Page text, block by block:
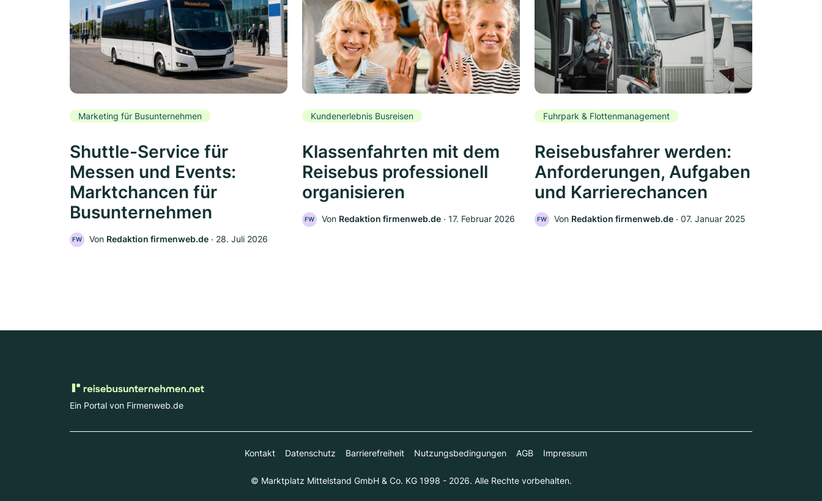
Marketing für Busunternehmen
Shuttle-Service für
Messen und Events:
Marktchancen für
Busunternehmen
FW Von Redaktion firmenweb.de ‧ 28. Juli 2026
Kundenerlebnis Busreisen
Klassenfahrten mit dem
Reisebus professionell
organisieren
FW Von Redaktion firmenweb.de ‧ 17. Februar 2026
Fuhrpark & Flottenmanagement
Reisebusfahrer werden:
Anforderungen, Aufgaben
und Karrierechancen
FW Von Redaktion firmenweb.de ‧ 07. Januar 2025
Ein Portal von Firmenweb.de
Kontakt Datenschutz Barrierefreiheit Nutzungsbedingungen AGB Impressum
© Marktplatz Mittelstand GmbH & Co. KG 1998 - 2026. Alle Rechte vorbehalten.